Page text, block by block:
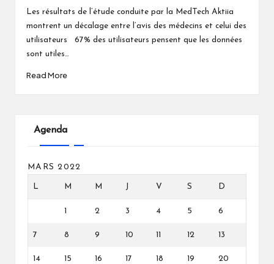
byLes résultats de l’étude conduite par la MedTech Aktiia
montrent un décalage entre l’avis des médecins et celui des
utilisateurs 67% des utilisateurs pensent que les données
sont utiles…
Read More
Agenda
MARS 2022
L M M J V S D
2 3 4 5 6
7 8 9 10 12 13
14 15 16 17 18 19 20